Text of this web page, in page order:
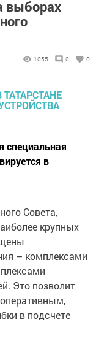
выборах
1055 0 0
специальная
в
Совета,
крупных
– комплексами
Это позволит
в подсчете